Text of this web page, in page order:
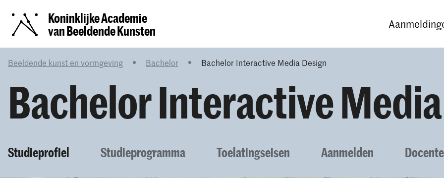
Koninklijke Academie
van Beeldende Kunsten
Beeldende kunst en vormgeving Bachelor Bachelor Interactive Media Design
Bachelor Interactive
Studieprofiel Studieprogramma Toelatingseisen Aanmelden